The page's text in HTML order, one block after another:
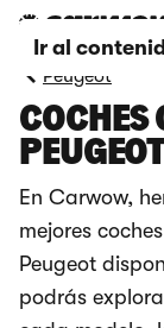
Ir al
Peugeot
COCHES
PEUGEOT
En Carwow,
mejores
Peugeot
podrás